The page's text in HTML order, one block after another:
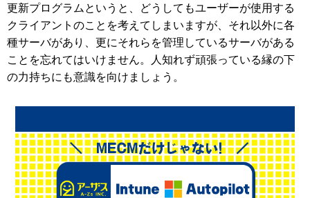
更新プログラムというと、どうしてもユーザーが使用する
クライアントのことを考えてしまいますが、それ以外に各
種サーバがあり、更にそれらを管理しているサーバがある
ことを忘れてはいけません。人知れず頑張っている縁の下
の力持ちにも意識を向けましょう。